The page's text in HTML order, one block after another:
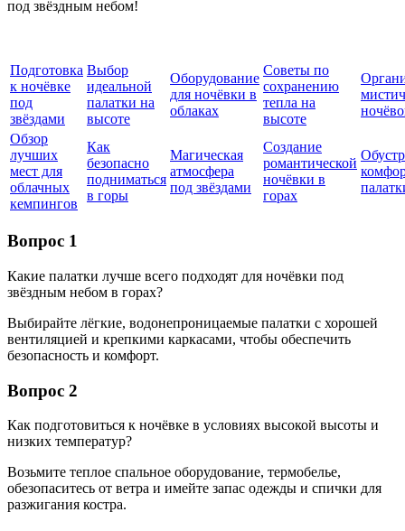
под звёздным небом!
Подготовка
к ночёвке
под
звёздами
Выбор
идеальной
палатки на
высоте
Оборудование
для ночёвки в
облаках
Советы по
сохранению
тепла на
высоте
Обзор
лучших
мест для
облачных
кемпингов
Как
безопасно
подниматься
в горы
Магическая
атмосфера
под звёздами
Создание
романтической
ночёвки в
горах
Вопрос 1
Какие палатки лучше всего подходят для ночёвки под
звёздным небом в горах?
Выбирайте лёгкие, водонепроницаемые палатки с хорошей
вентиляцией и крепкими каркасами, чтобы обеспечить
безопасность и комфорт.
Вопрос 2
Как подготовиться к ночёвке в условиях высокой высоты и
низких температур?
Возьмите теплое спальное оборудование, термобелье,
обезопаситесь от ветра и имейте запас одежды и спички для
разжигания костра.